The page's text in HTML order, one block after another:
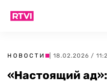
НОВОСТИ | 18.02.2026 /
«Настоящий